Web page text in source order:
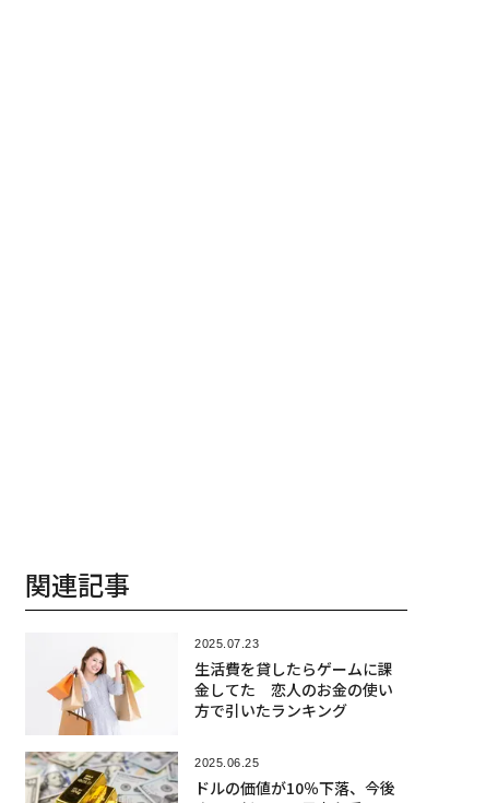
関連記事
2025.07.23
生活費を貸したらゲームに課
金してた 恋人のお金の使い
方で引いたランキング
2025.06.25
ドルの価値が10％下落、今後